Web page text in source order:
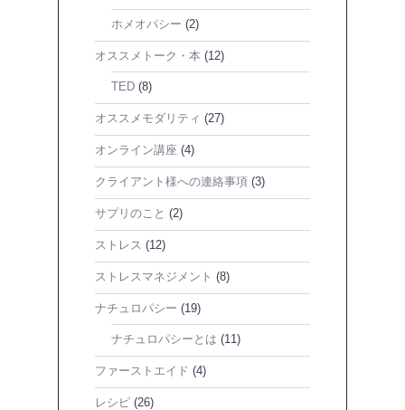
ホメオパシー (2)
オススメトーク・本 (12)
TED (8)
オススメモダリティ (27)
オンライン講座 (4)
クライアント様への連絡事項 (3)
サプリのこと (2)
ストレス (12)
ストレスマネジメント (8)
ナチュロパシー (19)
ナチュロパシーとは (11)
ファーストエイド (4)
レシピ (26)